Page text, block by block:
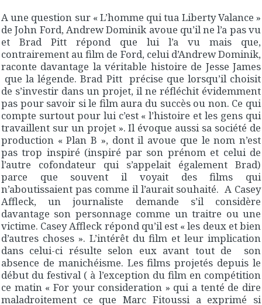
A une question sur « L’homme qui tua Liberty Valance »
de John Ford, Andrew Dominik avoue qu’il ne l’a pas vu
et Brad Pitt répond que lui l’a vu mais que,
contrairement au film de Ford, celui d’Andrew Dominik,
raconte davantage la véritable histoire de Jesse James
que la légende. Brad Pitt précise que lorsqu’il choisit
de s’investir dans un projet, il ne réfléchit évidemment
pas pour savoir si le film aura du succès ou non. Ce qui
compte surtout pour lui c’est « l’histoire et les gens qui
travaillent sur un projet ». Il évoque aussi sa société de
production « Plan B », dont il avoue que le nom n’est
pas trop inspiré (inspiré par son prénom et celui de
l’autre cofondateur qui s’appelait également Brad)
parce que souvent il voyait des films qui
n’aboutissaient pas comme il l’aurait souhaité. A Casey
Affleck, un journaliste demande s’il considère
davantage son personnage comme un traitre ou une
victime. Casey Affleck répond qu’il est « les deux et bien
d’autres choses ». L’intérêt du film et leur implication
dans celui-ci résulte selon eux avant tout de son
absence de manichéisme. Les films projetés depuis le
début du festival ( à l’exception du film en compétition
ce matin « For your consideration » qui a tenté de dire
maladroitement ce que Marc Fitoussi a exprimé si